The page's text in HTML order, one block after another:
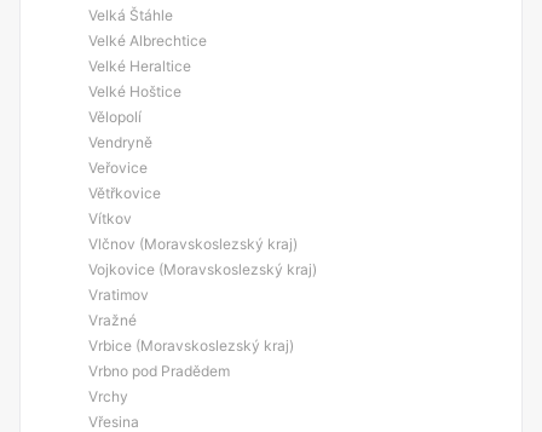
Velká Štáhle
Velké Albrechtice
Velké Heraltice
Velké Hoštice
Vělopolí
Vendryně
Veřovice
Větřkovice
Vítkov
Vlčnov (Moravskoslezský kraj)
Vojkovice (Moravskoslezský kraj)
Vratimov
Vražné
Vrbice (Moravskoslezský kraj)
Vrbno pod Pradědem
Vrchy
Vřesina